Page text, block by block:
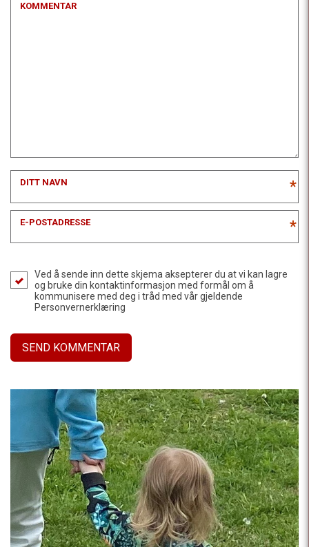
KOMMENTAR
DITT NAVN *
E-POSTADRESSE *
Ved å sende inn dette skjema aksepterer du at vi kan lagre
og bruke din kontaktinformasjon med formål om å
kommunisere med deg i tråd med vår gjeldende
Personvernerklæring